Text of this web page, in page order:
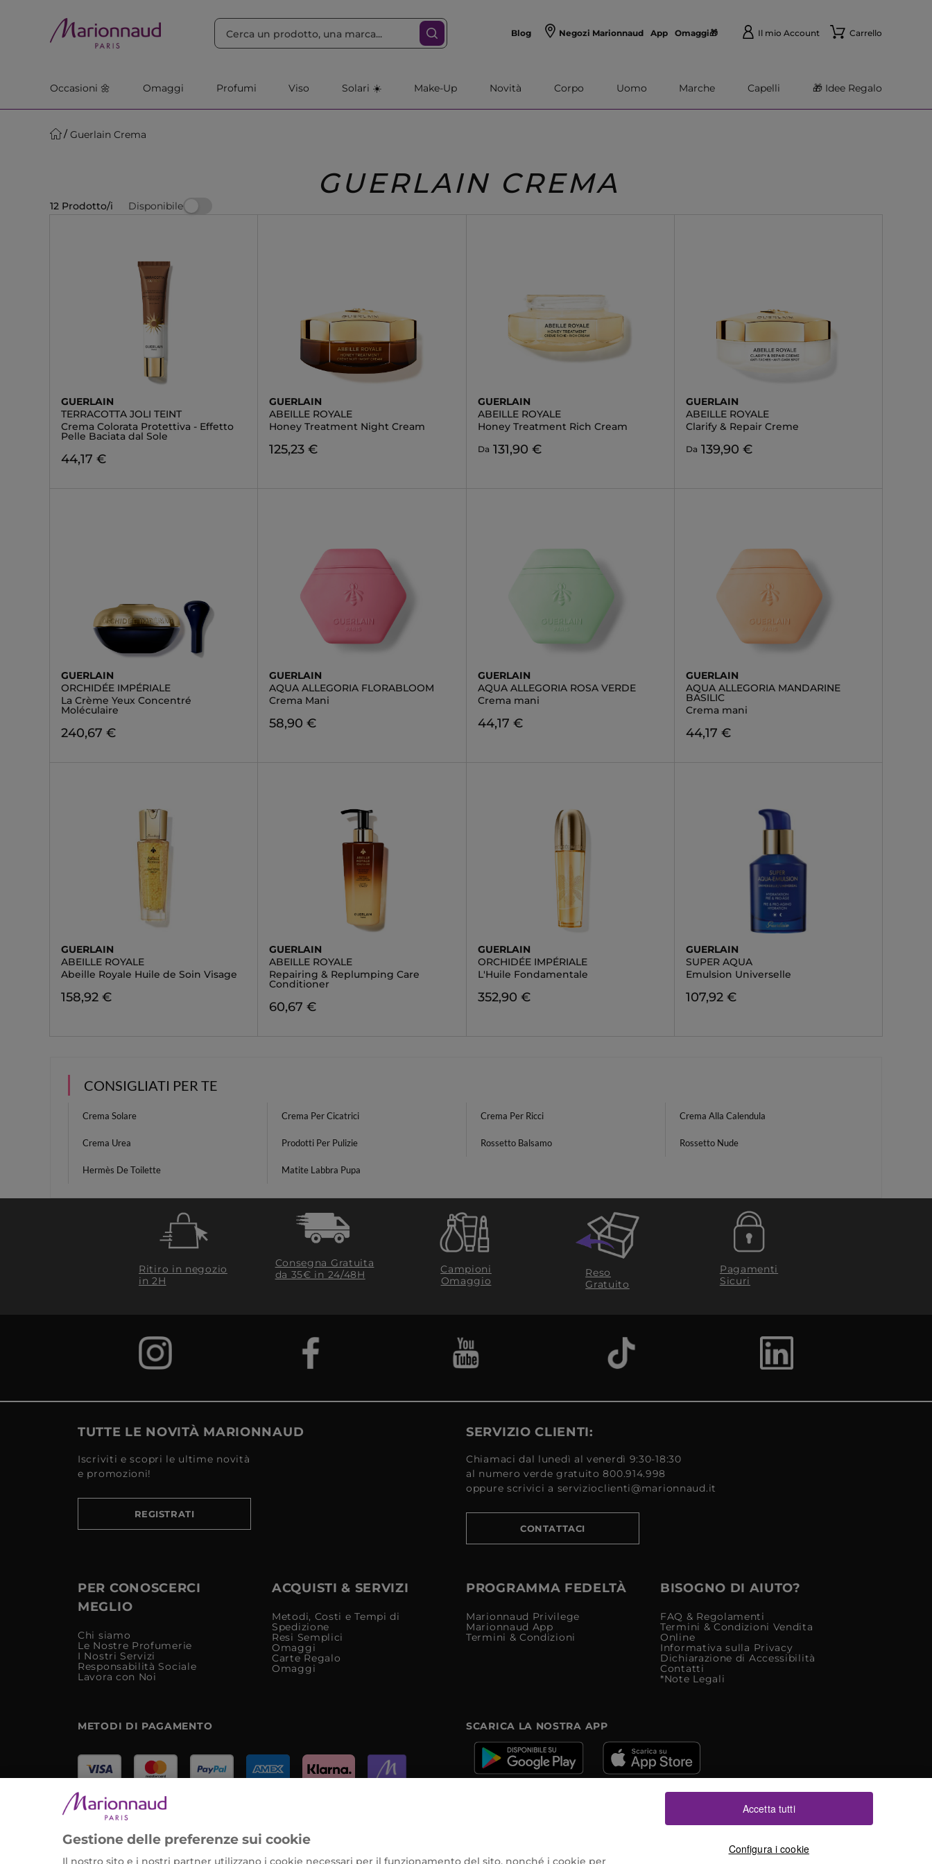
Blog Negozi Marionnaud App Omaggi🎁 Il mio Account Carrello
Occasioni 🌼 Omaggi Profumi Viso Solari ☀️ Make-Up Novità Corpo Uomo Marche Capelli 🎁 Idee Regalo
Guerlain Crema
GUERLAIN CREMA
12 Prodotto/i Disponibile
GUERLAIN
TERRACOTTA JOLI TEINT
Crema Colorata Protettiva - Effetto
Pelle Baciata dal Sole
44,17 €
GUERLAIN
ABEILLE ROYALE
Honey Treatment Night Cream
125,23 €
GUERLAIN
ABEILLE ROYALE
Honey Treatment Rich Cream
Da 131,90 €
GUERLAIN
ABEILLE ROYALE
Clarify & Repair Creme
Da 139,90 €
GUERLAIN
ORCHIDÉE IMPÉRIALE
La Crème Yeux Concentré
Moléculaire
240,67 €
GUERLAIN
AQUA ALLEGORIA FLORABLOOM
Crema Mani
58,90 €
GUERLAIN
AQUA ALLEGORIA ROSA VERDE
Crema mani
44,17 €
GUERLAIN
AQUA ALLEGORIA MANDARINE
BASILIC
Crema mani
44,17 €
GUERLAIN
ABEILLE ROYALE
Abeille Royale Huile de Soin Visage
158,92 €
GUERLAIN
ABEILLE ROYALE
Repairing & Replumping Care
Conditioner
60,67 €
GUERLAIN
ORCHIDÉE IMPÉRIALE
L'Huile Fondamentale
352,90 €
GUERLAIN
SUPER AQUA
Emulsion Universelle
107,92 €
CONSIGLIATI PER TE
Crema Solare Crema Per Cicatrici Crema Per Ricci Crema Alla Calendula
Crema Urea Prodotti Per Pulizie Rossetto Balsamo Rossetto Nude
Hermès De Toilette Matite Labbra Pupa
Ritiro in negozio
in 2H
Consegna Gratuita
da 35€​ in 24/48H
Campioni
Omaggio
Reso
Gratuito
Pagamenti
Sicuri
TUTTE LE NOVITÀ MARIONNAUD
Iscriviti e scopri le ultime novità
e promozioni!
REGISTRATI
SERVIZIO CLIENTI:
Chiamaci dal lunedì al venerdì 9:30-18:30
al numero verde gratuito 800.914.998
oppure scrivici a servizioclienti@marionnaud.it
CONTATTACI
PER CONOSCERCI
MEGLIO
Chi siamo
Le Nostre Profumerie
I Nostri Servizi
Responsabilità Sociale
Lavora con Noi
ACQUISTI & SERVIZI
Metodi, Costi e Tempi di
Spedizione
Resi Semplici
Omaggi
Carte Regalo
Omaggi
PROGRAMMA FEDELTÀ
Marionnaud Privilege
Marionnaud App
Termini & Condizioni
BISOGNO DI AIUTO?
FAQ & Regolamenti
Termini & Condizioni Vendita
Online
Informativa sulla Privacy
Dichiarazione di Accessibilità
Contatti
*Note Legali
METODI DI PAGAMENTO
Marionnaud Parfumeries Italia S.r.l.
Largo Fiera Milano 5, 20017 Rho (MI)
REA Milano 1650024 con P.IVA 13425220152.
SCARICA LA NOSTRA APP
Gestione delle preferenze sui cookie
Il nostro sito e i nostri partner utilizzano i cookie necessari per il funzionamento del sito, nonché i cookie per
Configura i cookie
Accetta tutti